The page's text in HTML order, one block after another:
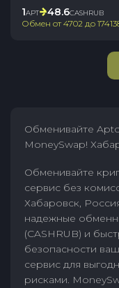
1APT 48.6CASHRUB
Обмен от4702 до
Обменивайте
MoneySwap!
Обменивайте
сервис без
Хабаровск,
надежные
(CASHRUB) и
безопасности
сервис для
рисками.